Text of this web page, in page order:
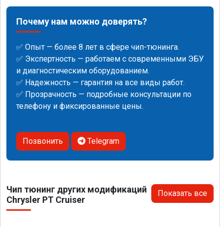
Почему нам можно доверять?
✅ Опыт — более 8 лет в сфере чип-тюнинга.
✅ Экспертность — работаем с современными ЭБУ
и диагностическим оборудованием.
✅ Надежность — гарантия на все виды работ.
✅ Прозрачность — подробные консультации по
телефону и фиксированные цены.
Позвонить Telegram
Чип тюнинг других модификаций
Chrysler PT Cruiser
Показать все